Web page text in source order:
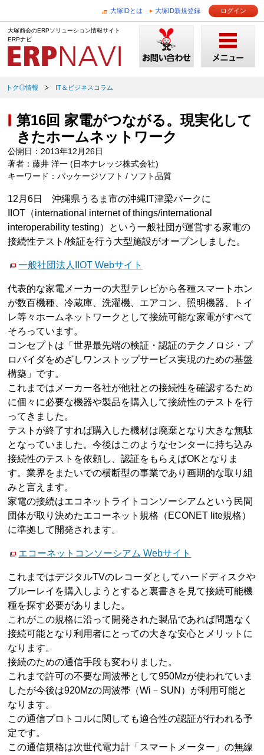
大塚IDとは 大塚ID新規登録 ログイン
大塚商会のERPソリューション情報サイト
ERPナビ
トク◎情報 IT＆ビジネスコラム
第16回 家電がつながる。現実化して
きたホームネットワーク
公開日：2013年12月26日
著者：藤井 洋一 (日本ナレッジ株式会社)
キーワード：パッケージソフト / ソフト品質
12月6日 沖縄県うるま市の沖縄IT津梁パークに
IIOT（international internet of things/international
interoperability testing）という一般社団が運営する家電の
接続性テスト/検証を行う大型施設がオープンしました。
一般社団法人IIOT Webサイト
代表的な家電メーカーの大型テレビから各種スマートホン
が数百機種、冷蔵庫、洗濯機、エアコン、照明機器、トイ
レ等々ホームネットワークとして接続可能な家電がすべて
そろっています。
コンセプトは「世界最先端の検証・認証のテクノロジ・プ
ロバイダをめざしワンストップサービス実現のための基盤
構築」です。
これまではメーカー各社が他社との接続性を確認するため
に個々に必要な機器や製品を購入して接続性のテストを行
ってきました。
テストが終了すれば購入した機材は廃棄となり大きな無駄
となっていました。今後はこのようなセンターに持ち込み
接続性のテストを依頼し、認証をもらえばOKとなりま
す。業界をまたいでの横断型の事業であり画期的な取り組
みと言えます。
家電の接続はエコネットライトコンソーシアムという民間
団体が取り決めたエコーネット規格（ECONET lite規格）
に準拠して開発されます。
エコーネットコンソーシアム Webサイト
これまではデジタルTVのレコーダとしてハードディスクや
ブルーレイを購入しようとすると裏書きを見て接続可能機
種を探す必要がありました。
これがこの規格に沿って開発された製品であれば問題なく
接続可能となり利用者にとっての大きな安心とメリットに
なります。
接続のための通信手段も変わりました。
これまで許可の不要な周波帯として950Mzが使われていま
したが今後は920Mzの周波帯（Wi－SUN）が利用可能と
なります。
この通信プロトコルに関しても適合性の認証が行われる予
定です。
この通信規格は次世代電力計「スマートメーター」の無線